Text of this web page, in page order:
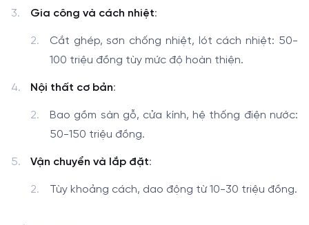
Gia công và cách nhiệt:
Cắt ghép, sơn chống nhiệt, lót cách nhiệt: 50-
100 triệu đồng tùy mức độ hoàn thiện.
Nội thất cơ bản:
Bao gồm sàn gỗ, cửa kính, hệ thống điện nước:
50-150 triệu đồng.
Vận chuyển và lắp đặt:
Tùy khoảng cách, dao động từ 10-30 triệu đồng.